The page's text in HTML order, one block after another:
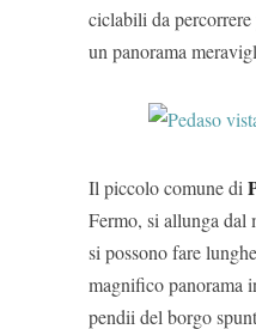
ciclabili da
un panorama
Il piccolo comune di
Fermo, si allunga dal
si possono fare
magnifico panorama
pendii del borgo